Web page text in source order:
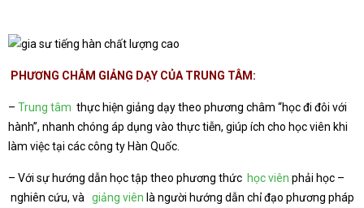
PHƯƠNG CHÂM GIẢNG DẠY CỦA TRUNG TÂM:
– Trung tâm thực hiện giảng dạy theo phương châm “học đi đôi với
hành”, nhanh chóng áp dụng vào thực tiễn, giúp ích cho học viên khi
làm việc tại các công ty Hàn Quốc.
– Với sự hướng dẫn học tập theo phương thức học viên phải học –
nghiên cứu, và giảng viên là người hướng dẫn chỉ đạo phương pháp